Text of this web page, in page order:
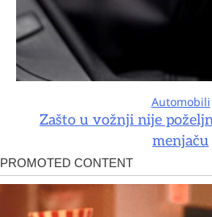
Automobili
Zašto u vožnji nije
menjaču